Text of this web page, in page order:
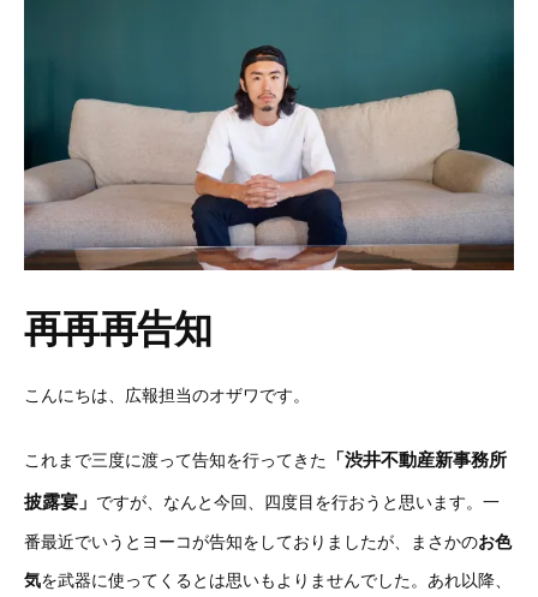
再再再告知
こんにちは、広報担当のオザワです。
これまで三度に渡って告知を行ってきた 「渋井不動産新事務所
披露宴」 ですが、なんと今回、四度目を行おうと思います。一
番最近でいうとヨーコが告知をしておりましたが、まさかのお色
気を武器に使ってくるとは思いもよりませんでした。あれ以降、